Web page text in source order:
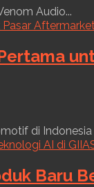
Audio...
di Indonesia
Baru